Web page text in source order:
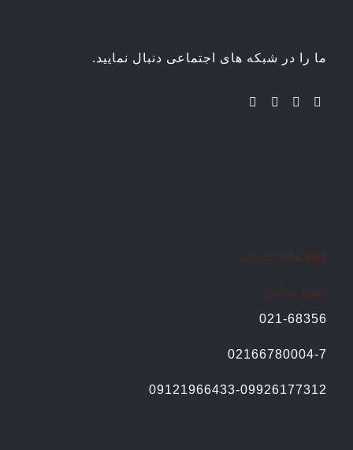
ما را در شبکه های اجتماعی دنبال نمایید.
اطلاعات تماس
تلفن تماس
021-68356
02166780004-7
09121966433-09926177312